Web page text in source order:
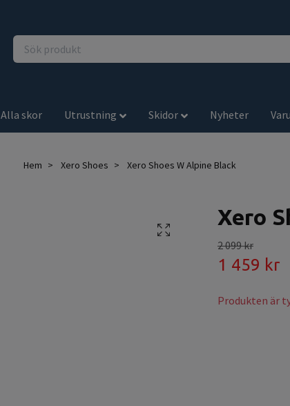
Alla skor Utrustning Skidor Nyheter
Hem Xero Shoes Xero Shoes W Alpine Black
Xero
2 099 kr
1 459 kr
Produkten är